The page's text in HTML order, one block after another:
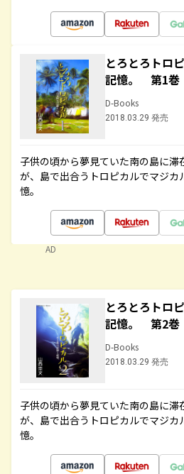
とろとろトロ
記憶。 第1巻
D-Books
2018.03.29 発売
子供の頃から夢見ていた南の島に
が、島で出合うトロピカルでマジカ
憶。
AD
とろとろトロ
記憶。 第2巻
D-Books
2018.03.29 発売
子供の頃から夢見ていた南の島に
が、島で出合うトロピカルでマジカ
憶。